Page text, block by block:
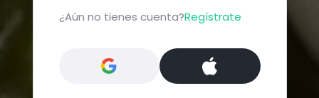
¿Aún no tienes cuenta?Regístrate